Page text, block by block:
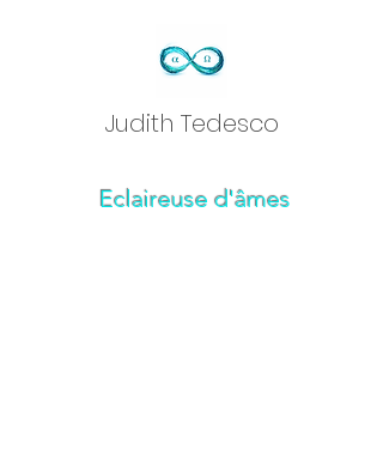
Judith Tedesco
Eclaireuse d'âmes